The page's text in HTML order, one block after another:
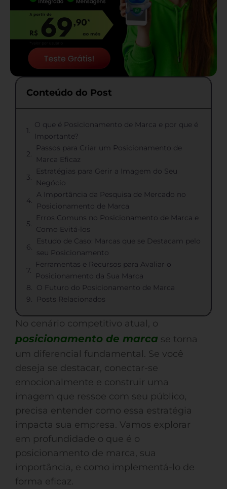
Conteúdo do Post
O que é Posicionamento de Marca e por que é
Importante?
Passos para Criar um Posicionamento de
Marca Eficaz
Estratégias para Gerir a Imagem do Seu
Negócio
A Importância da Pesquisa de Mercado no
Posicionamento de Marca
Erros Comuns no Posicionamento de Marca e
Como Evitá-los
Estudo de Caso: Marcas que se Destacam pelo
seu Posicionamento
Ferramentas e Recursos para Avaliar o
Posicionamento da Sua Marca
O Futuro do Posicionamento de Marca
Posts Relacionados
No cenário competitivo atual, o
posicionamento de marca se torna
um diferencial fundamental. Se você
deseja se destacar, conectar-se
emocionalmente e construir uma
imagem que ressoe com seu público,
precisa entender como essa estratégia
impacta sua empresa. Vamos explorar
em profundidade o que é o
posicionamento de marca, sua
importância, e como implementá-lo de
forma eficaz.